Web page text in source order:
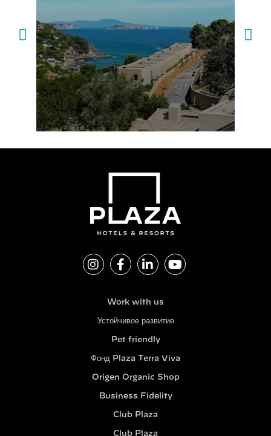
Work with us
Устойчивое развитие
Pet friendly
Фонд Plaza Terra Viva
Origen Organic Shop
Business Fidelity
Club Plaza
Club Plaza